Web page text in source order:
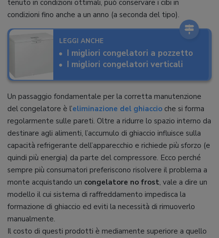
tenuto in condizioni ottimali, può conservare i cibi in
condizioni fino anche a un anno (a seconda del tipo).
LEGGI ANCHE
I migliori congelatori a pozzetto
I migliori congelatori verticali
Un passaggio fondamentale per la corretta manutenzione
del congelatore è l’eliminazione del ghiaccio che si forma
regolarmente sulle pareti. Oltre a ridurre lo spazio interno da
destinare agli alimenti, l’accumulo di ghiaccio influisce sulla
capacità refrigerante dell’apparecchio e richiede più sforzo (e
quindi più energia) da parte del compressore. Ecco perché
sempre più consumatori preferiscono risolvere il problema a
monte acquistando un congelatore no frost, vale a dire un
modello il cui sistema di raffreddamento impedisca la
formazione di ghiaccio ed eviti la necessità di rimuoverlo
manualmente.
Il costo di questi prodotti è mediamente superiore a quello